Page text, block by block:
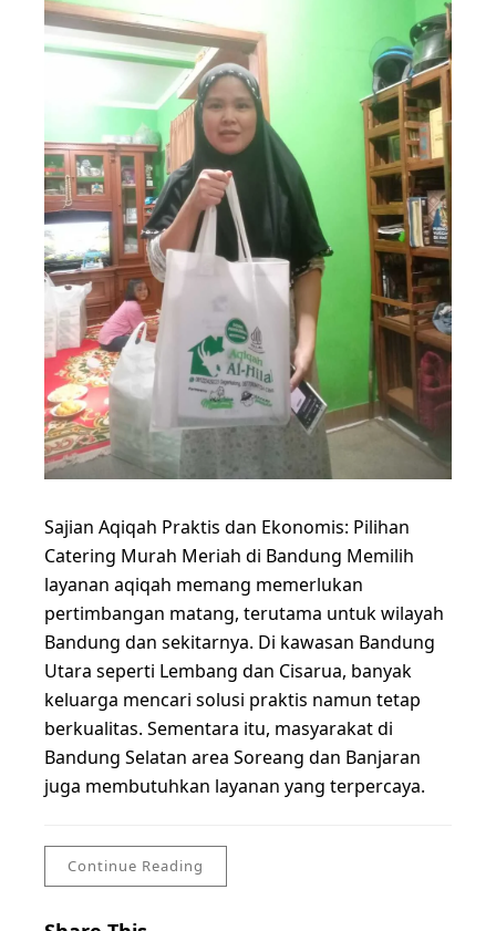
Sajian Aqiqah Praktis dan Ekonomis: Pilihan
Catering Murah Meriah di Bandung Memilih
layanan aqiqah memang memerlukan
pertimbangan matang, terutama untuk wilayah
Bandung dan sekitarnya. Di kawasan Bandung
Utara seperti Lembang dan Cisarua, banyak
keluarga mencari solusi praktis namun tetap
berkualitas. Sementara itu, masyarakat di
Bandung Selatan area Soreang dan Banjaran
juga membutuhkan layanan yang terpercaya.
Continue Reading